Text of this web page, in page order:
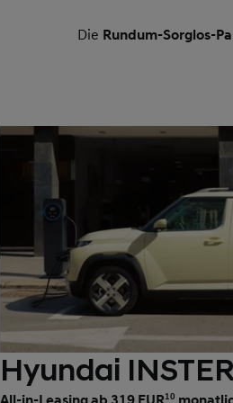
Die Rundum-Sorglos-
Hyundai
10